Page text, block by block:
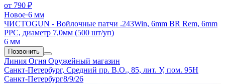
от 790 ₽
Новое·6 мм
ЧИСТОGUN - Войлочные патчи .243Win, 6mm BR Rem, 6mm
PPC, диаметр 7,0мм (500 шт/уп)
6 мм
Позвонить
Линия Огня Оружейный магазин
Санкт-Петербург, Средний пр. В.О., 85, лит. У, пом. 95Н
Санкт-Петербург8/9/26